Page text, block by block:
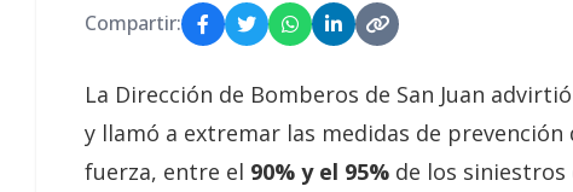
Compartir:
La Dirección de Bomberos de San Juan
y llamó a extremar las medidas de
fuerza, entre el 90% y el 95% de los